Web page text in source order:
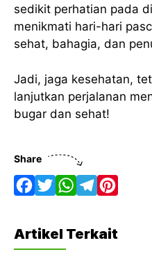
sedikit perhatian pada
menikmati hari-hari
sehat, bahagia, dan
Jadi, jaga kesehatan,
lanjutkan perjalanan
bugar dan sehat!
Share
a
c
w
i
h
a
Artikel Terkait